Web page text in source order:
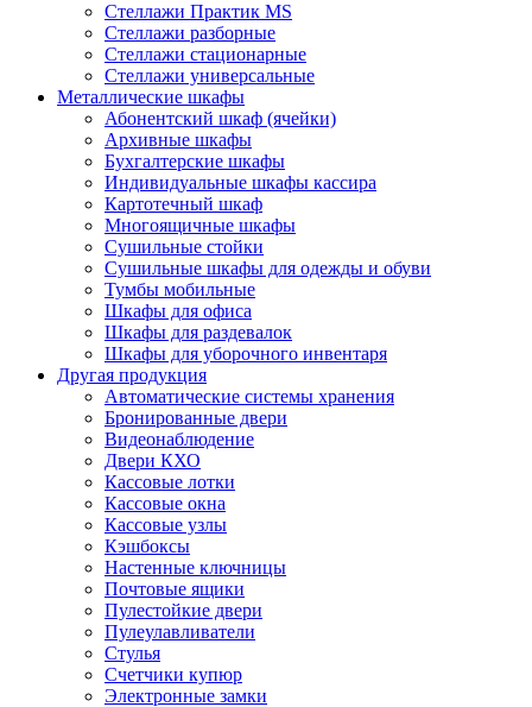
Стеллажи Практик MS
Стеллажи разборные
Стеллажи стационарные
Стеллажи универсальные
Металлические шкафы
Абонентский шкаф (ячейки)
Архивные шкафы
Бухгалтерские шкафы
Индивидуальные шкафы кассира
Картотечный шкаф
Многоящичные шкафы
Сушильные стойки
Сушильные шкафы для одежды и обуви
Тумбы мобильные
Шкафы для офиса
Шкафы для раздевалок
Шкафы для уборочного инвентаря
Другая продукция
Автоматические системы хранения
Бронированные двери
Видеонаблюдение
Двери КХО
Кассовые лотки
Кассовые окна
Кассовые узлы
Кэшбоксы
Настенные ключницы
Почтовые ящики
Пулестойкие двери
Пулеулавливатели
Стулья
Счетчики купюр
Электронные замки